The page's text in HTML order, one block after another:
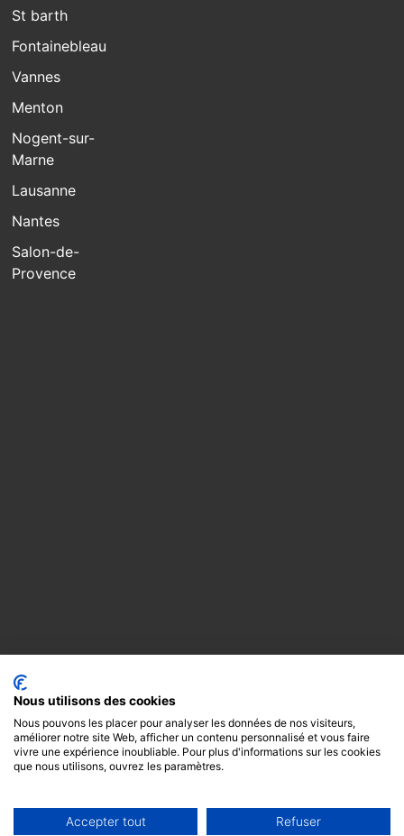
St barth
Fontainebleau
Vannes
Menton
Nogent-sur-
Marne
Lausanne
Nantes
Salon-de-
Provence
Copyright Mentions
Nous utilisons des cookies
Nous pouvons les placer pour analyser les données de nos visiteurs,
améliorer notre site Web, afficher un contenu personnalisé et vous faire
vivre une expérience inoubliable. Pour plus d'informations sur les cookies
que nous utilisons, ouvrez les paramètres.
Accepter tout Refuser